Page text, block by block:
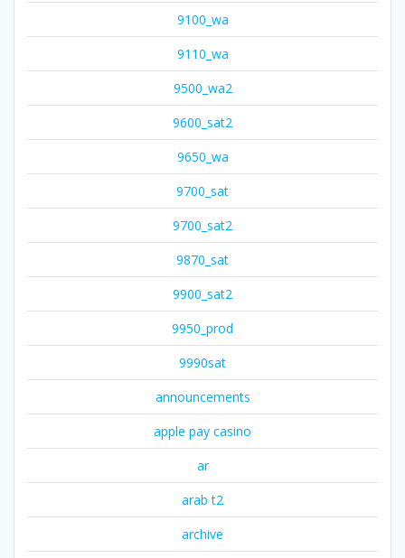
9100_wa
9110_wa
9500_wa2
9600_sat2
9650_wa
9700_sat
9700_sat2
9870_sat
9900_sat2
9950_prod
9990sat
announcements
apple pay casino
ar
arab t2
archive